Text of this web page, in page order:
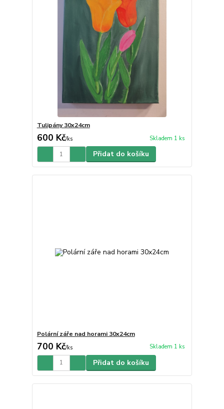
Tulipány 30x24cm
600 Kč/ks Skladem 1 ks
Přidat do košíku
Polární záře nad horami 30x24cm
700 Kč/ks Skladem 1 ks
Přidat do košíku